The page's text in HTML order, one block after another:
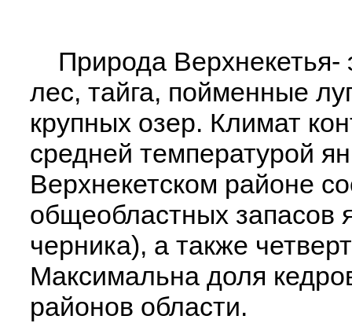
Природа Верхнекетья-
лес, тайга, пойменные
крупных озер. Климат
средней температурой
Верхнекетском районе
общеобластных запасов
черника), а также
Максимальна доля
районов области.